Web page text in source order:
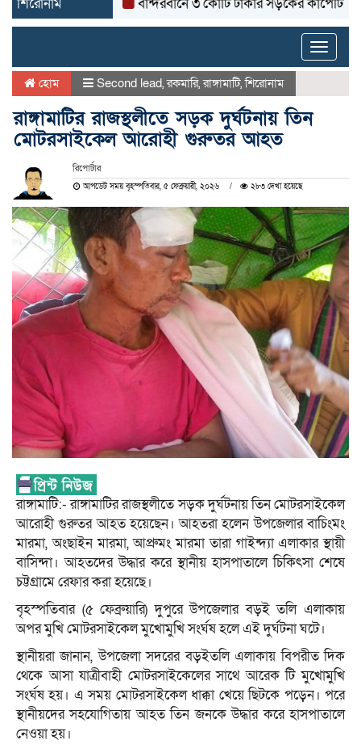
শিরোনাম বান্দরবানে ৩ কোটি টাকার সড়কের কার্পেটিং উঠে
Toggle
হোম Second lead,রকমারি,রাঙ্গামাটি,শিরোনাম
রাঙ্গামাটির রাজস্থলীতে সড়ক দুর্ঘটনায় তিন
মোটরসাইকেল আরোহী গুরুতর আহত
রিপোর্টার
আপডেট সময় বৃহস্পতিবার, ৫ ফেব্রুয়ারী, ২০২৬ ২৮৩ দেখা হয়েছে
রাঙ্গামাটি:- রাঙ্গামাটির রাজস্থলীতে সড়ক দুর্ঘটনায় তিন মোটরসাইকেল
আরোহী গুরুতর আহত হয়েছেন। আহতরা হলেন উপজেলার বাচিংমং
মারমা, অংছাইন মারমা, আপ্রুমং মারমা তারা গাইন্দ্যা এলাকার স্থায়ী
বাসিন্দা। আহতদের উদ্ধার করে স্থানীয় হাসপাতালে চিকিৎসা শেষে
চট্টগ্রামে রেফার করা হয়েছে।
বৃহস্পতিবার (৫ ফেব্রুয়ারি) দুপুরে উপজেলার বড়ই তলি এলাকায়
অপর মুখি মোটরসাইকেল মুখোমুখি সংর্ঘষ হলে এই দুর্ঘটনা ঘটে।
স্থানীয়রা জানান, উপজেলা সদরের বড়ইতলি এলাকায় বিপরীত দিক
থেকে আসা যাত্রীবাহী মোটরসাইকেলের সাথে আরেক টি মুখোমুখি
সংর্ঘষ হয়। এ সময় মোটরসাইকেল ধাক্কা খেয়ে ছিটকে পড়েন। পরে
স্থানীয়দের সহযোগিতায় আহত তিন জনকে উদ্ধার করে হাসপাতালে
নেওয়া হয়।